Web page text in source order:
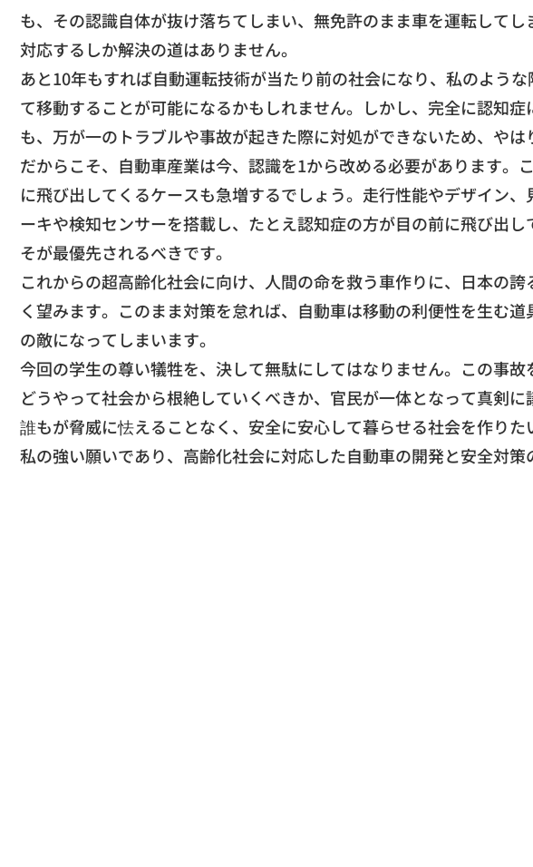
も、 その認識自体が抜け落ちてしまい、 無免許のまま車を運転してし
対応するしか解決の道はありません。
​あと10年もすれば自動運転技術が当たり前の社会になり、 私のような
て移動することが可能になるかもしれません。 しかし、完全に認知症
も、 万が一のトラブルや事故が起きた際に対処ができないため、 やは
​だからこそ、自動車産業は今、 認識を1から改める必要があります。
に飛び出してくるケースも急増するでしょう。走行性能やデザイン、
ーキや検知センサーを搭載し、 たとえ認知症の方が目の前に飛び出し
そが最優先されるべきです。
​これからの超高齢化社会に向け、人間の命を救う車作りに、 日本の
く望みます。このまま対策を怠れば、 自動車は移動の利便性を生む道
の敵になってしまいます。
​今回の学生の尊い犠牲を、決して無駄にしてはなりません。 この事故
どうやって社会から根絶していくべきか、官民が一体となって真剣に
​誰もが脅威に怯えることなく、 安全に安心して暮らせる社会を作りた
私の強い願いであり、高齢化社会に対応した自動車の開発と安全対策